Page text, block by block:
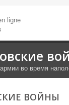
во время
ВОЙНЫ